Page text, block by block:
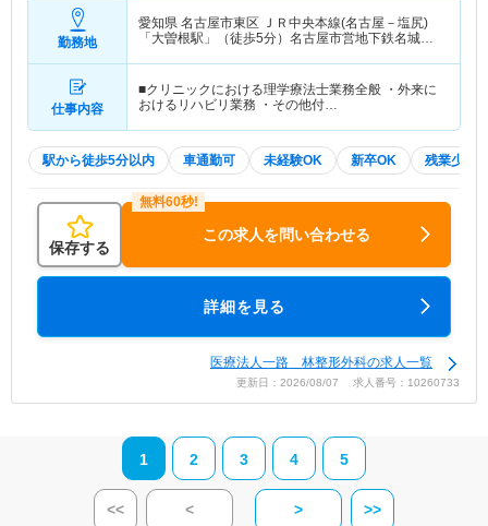
勤務地
愛知県 名古屋市東区 ＪＲ中央本線(名古屋－塩尻)
「大曽根駅」（徒歩5分）名古屋市営地下鉄名城線
仕事内容
■クリニックにおける理学療法士業務全般 ・外来に
おけるリハビリ業務 ・その他付…
駅から徒歩5分以内 車通勤可 未経験OK 新卒OK 残業少な
保存する
この求人を問い合わせる
詳細を見る
医療法人一路 林整形外科の求人一覧
更新日：2026/08/07 求人番号：10260733
1 2 3 4 5
<< < > >>